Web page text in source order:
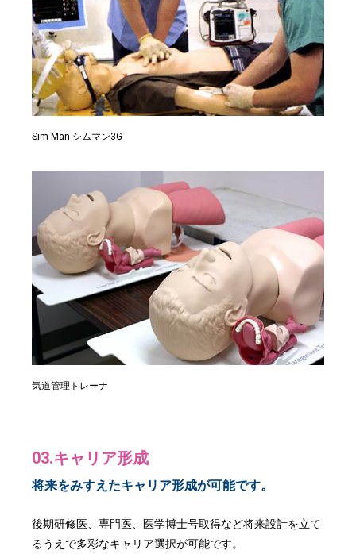
Sim Man シムマン3G
気道管理トレーナ
03.キャリア形成
将来をみすえたキャリア形成が可能です。
後期研修医、専門医、医学博士号取得など将来設計を立て
るうえで多彩なキャリア選択が可能です。